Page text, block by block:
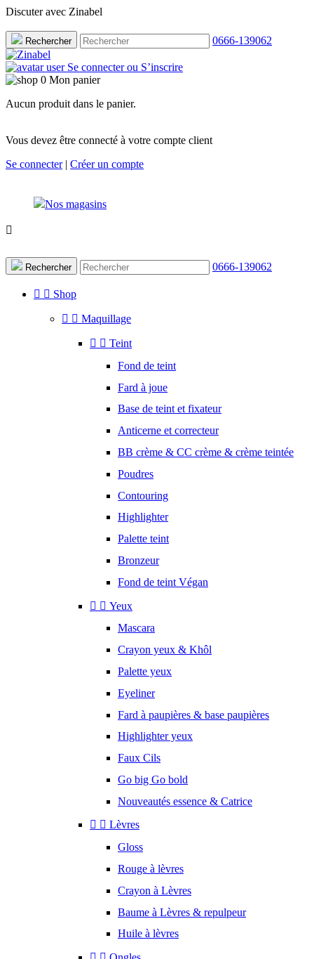
Discuter avec Zinabel
Rechercher 0666-139062
Se connecter ou S’inscrire
0 Mon panier
Aucun produit dans le panier.
Vous devez être connecté à votre compte client
Se connecter| Créer un compte
Nos magasins

Rechercher 0666-139062
  Shop
  Maquillage
  Teint
Fond de teint
Fard à joue
Base de teint et fixateur
Anticerne et correcteur
BB crème & CC crème & crème teintée
Poudres
Contouring
Highlighter
Palette teint
Bronzeur
Fond de teint Végan
  Yeux
Mascara
Crayon yeux & Khôl
Palette yeux
Eyeliner
Fard à paupières & base paupières
Highlighter yeux
Faux Cils
Go big Go bold
Nouveautés essence & Catrice
  Lèvres
Gloss
Rouge à lèvres
Crayon à Lèvres
Baume à Lèvres & repulpeur
Huile à lèvres